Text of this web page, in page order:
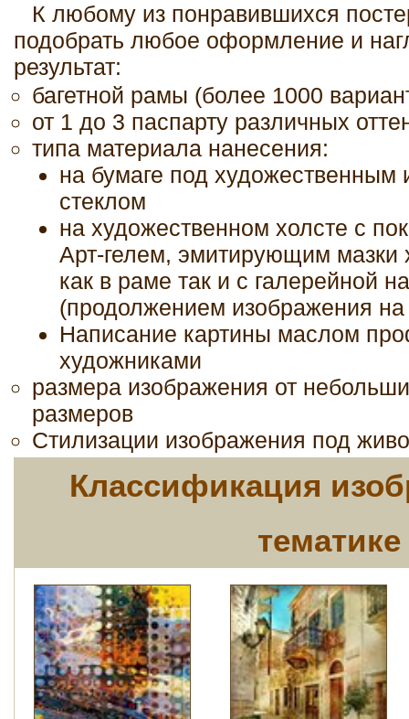
К любому из понравившихся
подобрать любое оформление и
результат:
багетной рамы (более 1000
от 1 до 3 паспарту различных
типа материала нанесения:
на бумаге под художественным
стеклом
на художественном холсте с
Арт-гелем, эмитирующим мазки
как в раме так и с галерейной
(продолжением изображения на
Написание картины маслом
художниками
размера изображения от
размеров
Стилизации изображения под
Классификация
тематике